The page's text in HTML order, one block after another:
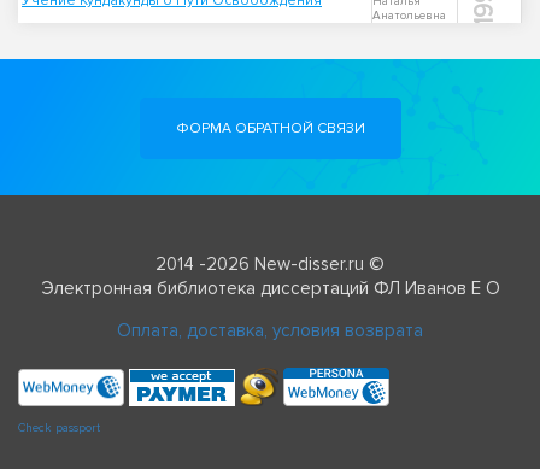
Анатольевна
ФОРМА ОБРАТНОЙ СВЯЗИ
2014 -2026 New-disser.ru ©
Электронная библиотека диссертаций ФЛ Иванов Е О
Оплата, доставка, условия возврата
Check passport